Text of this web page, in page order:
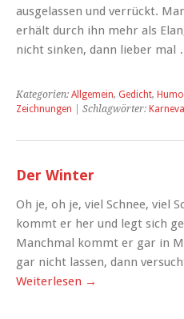
ausgelassen und verrückt.
erhält durch ihn mehr als
nicht sinken, dann lieber mal
Kategorien: Allgemein, Gedicht,
Zeichnungen | Schlagwörter: Karneval
Der Winter
Oh je, oh je, viel Schnee, viel
kommt er her und legt sich
Manchmal kommt er gar in
gar nicht lassen, dann
Weiterlesen →